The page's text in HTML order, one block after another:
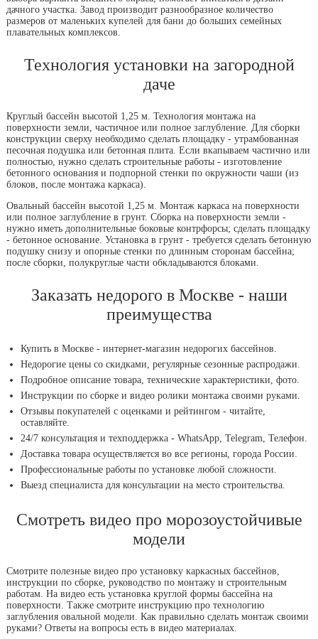
дачного участка. Завод производит разнообразное количество
размеров от маленьких купелей для бани до больших семейных
плавательных комплексов.
Технология установки на загородной
даче
Круглый бассейн высотой 1,25 м. Технология монтажа на
поверхности земли, частичное или полное заглубление. Для сборки
конструкции сверху необходимо сделать площадку - утрамбованная
песочная подушка или бетонная плита. Если вкапываем частично или
полностью, нужно сделать строительные работы - изготовление
бетонного основания и подпорной стенки по окружности чаши (из
блоков, после монтажа каркаса).
Овальный бассейн высотой 1,25 м. Монтаж каркаса на поверхности
или полное заглубление в грунт. Сборка на поверхности земли -
нужно иметь дополнительные боковые контрфорсы; сделать площадку
- бетонное основание. Установка в грунт - требуется сделать бетонную
подушку снизу и опорные стенки по длинным сторонам бассейна;
после сборки, полукруглые части обкладываются блоками.
Заказать недорого в Москве - наши
преимущества
Купить в Москве - интернет-магазин недорогих бассейнов.
Недорогие цены со скидками, регулярные сезонные распродажи.
Подробное описание товара, технические характеристики, фото.
Инструкции по сборке и видео ролики монтажа своими руками.
Отзывы покупателей с оценками и рейтингом - читайте,
оставляйте.
24/7 консультация и техподдержка - WhatsApp, Telegram, Телефон.
Доставка товара осуществляется во все регионы, города России.
Профессиональные работы по установке любой сложности.
Выезд специалиста для консультации на место строительства.
Смотреть видео про морозоустойчивые
модели
Смотрите полезные видео про установку каркасных бассейнов,
инструкции по сборке, руководство по монтажу и строительным
работам. На видео есть установка круглой формы бассейна на
поверхности. Также смотрите инструкцию про технологию
заглубления овальной модели. Как правильно сделать монтаж своими
руками? Ответы на вопросы есть в видео материалах.